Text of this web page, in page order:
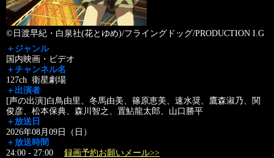
©日渡早紀・白泉社(花とゆめ)/フライングドッグ/PRODUCTION I.G
＋ジャンル
国内映画・ビデオ
＋チャンネル名
127ch 衛星劇場
＋出演者
[声の出演]白鳥由里、冬馬由美、篠原恵美、速水奨、鷹森淑乃、関
俊彦、松本保典、森川智之、置鮎龍太郎、山口勝平
＋放送日
2026年08月09日（日）
＋放送時間
24:00 - 27:00 録画予約お願いメール>>